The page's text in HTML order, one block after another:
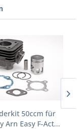
50ccm für
Arn Easy F-Act...